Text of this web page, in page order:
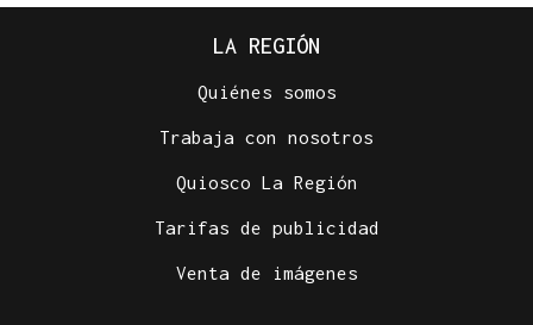
LA REGIÓN
Quiénes somos
Trabaja con nosotros
Quiosco La Región
Tarifas de publicidad
Venta de imágenes